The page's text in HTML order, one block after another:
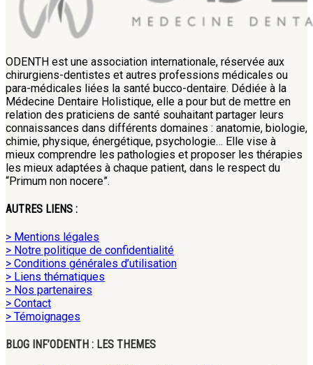
ODENTH est une association internationale, réservée aux
chirurgiens-dentistes et autres professions médicales ou
para-médicales liées la santé bucco-dentaire. Dédiée à la
Médecine Dentaire Holistique, elle a pour but de mettre en
relation des praticiens de santé souhaitant partager leurs
connaissances dans différents domaines : anatomie, biologie,
chimie, physique, énergétique, psychologie… Elle vise à
mieux comprendre les pathologies et proposer les thérapies
les mieux adaptées à chaque patient, dans le respect du
“Primum non nocere”.
AUTRES LIENS :
> Mentions légales
> Notre politique de confidentialité
> Conditions générales d’utilisation
> Liens thématiques
> Nos partenaires
> Contact
> Témoignages
BLOG INF’ODENTH : LES THEMES